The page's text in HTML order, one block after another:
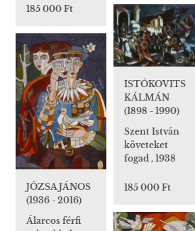
185 000 Ft
ISTÓKOVITS
KÁLMÁN
(1898 - 1990)
Szent István
követeket
fogad , 1938
185 000 Ft
JÓZSA JÁNOS
(1936 - 2016)
Álarcos férfi